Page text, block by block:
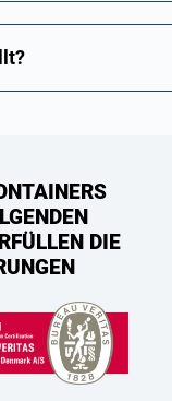
DIE